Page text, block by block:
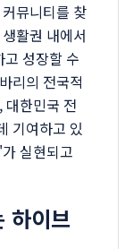
뮤니티를 찾
활권 내에서
성장할 수
리의 전국적
대한민국 전
기여하고 있
실현되고
하이브